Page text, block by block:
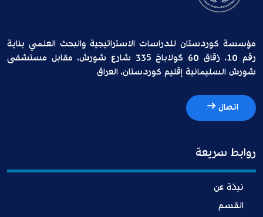
مؤسسة كوردستان للدراسات الاستراتيجية والبحث العلمي بناية
رقم 10، زقاق 60 گولاباخ 335 شارع شورش، مقابل مستشفى
شورش السليمانية إقليم كوردستان، العراق
اتصال
روابط سريعة
نبذة عن
القسم